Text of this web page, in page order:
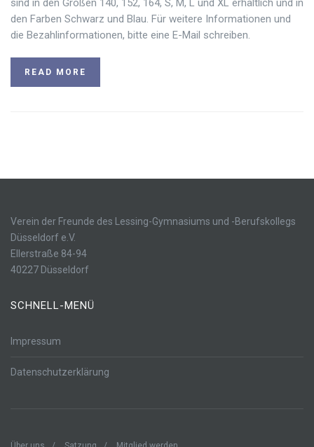
sind in den Größen 140, 152, 164, S, M, L und XL erhältlich und in
den Farben Schwarz und Blau. Für weitere Informationen und
die Bezahlinformationen, bitte eine E-Mail schreiben.
READ MORE
Verein der Freunde des Lessing-Gymnasiums und -Berufskollegs
Düsseldorf e.V.
Ellerstraße 84-94
40227 Düsseldorf
SCHNELL-MENÜ
Impressum
Datenschutzerklärung